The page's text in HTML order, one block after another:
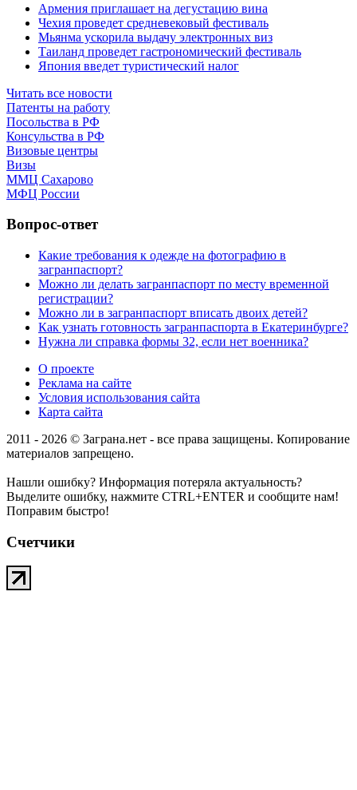
Армения приглашает на дегустацию вина
Чехия проведет средневековый фестиваль
Мьянма ускорила выдачу электронных виз
Таиланд проведет гастрономический фестиваль
Япония введет туристический налог
Читать все новости
Патенты на работу
Посольства в РФ
Консульства в РФ
Визовые центры
Визы
ММЦ Сахарово
МФЦ России
Вопрос-ответ
Какие требования к одежде на фотографию в
загранпаспорт?
Можно ли делать загранпаспорт по месту временной
регистрации?
Можно ли в загранпаспорт вписать двоих детей?
Как узнать готовность загранпаспорта в Екатеринбурге?
Нужна ли справка формы 32, если нет военника?
О проекте
Реклама на сайте
Условия использования сайта
Карта сайта
2011 - 2026 © Заграна.нет - все права защищены. Копирование
материалов запрещено.
Нашли ошибку? Информация потеряла актуальность?
Выделите ошибку, нажмите CTRL+ENTER и сообщите нам!
Поправим быстро!
Счетчики